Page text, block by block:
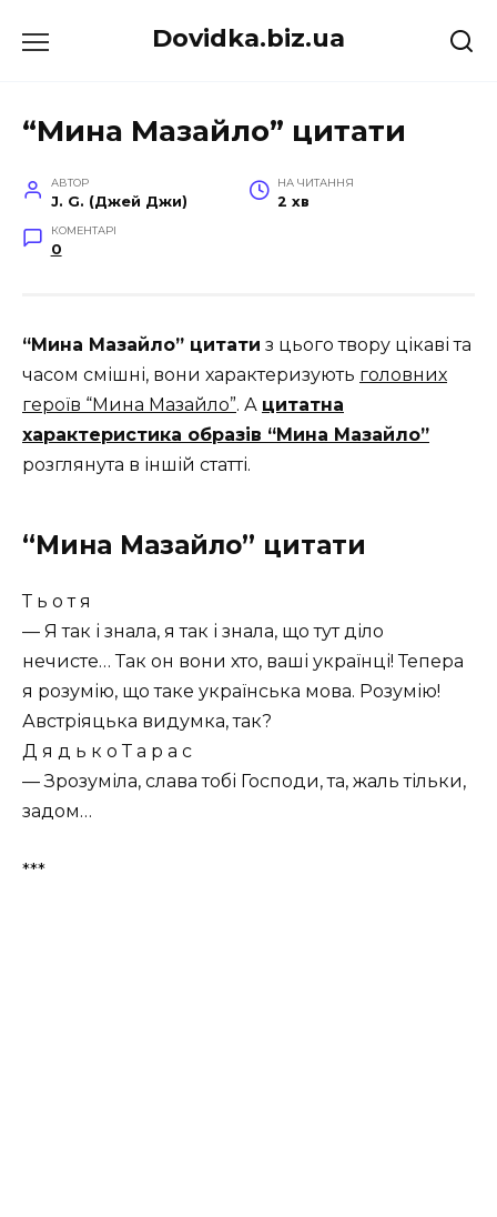
до
Dovidka.biz.ua
“Мина Мазайло” цитати
АВТОР
J. G. (Джей Джи)
НА ЧИТАННЯ
2 хв
КОМЕНТАРІ
0
“Мина Мазайло” цитати з цього твору цікаві та
часом смішні, вони характеризують головних
героїв “Мина Мазайло”. А цитатна
характеристика образів “Мина Мазайло”
розглянута в іншій статті.
“Мина Мазайло” цитати
Т ь о т я
— Я так і знала, я так і знала, що тут діло
нечисте… Так он вони хто, ваші українці! Тепера
я розумію, що таке українська мова. Розумію!
Австріяцька видумка, так?
Д я д ь к о Т а р а с
— Зрозуміла, слава тобі Господи, та, жаль тільки,
задом…
***